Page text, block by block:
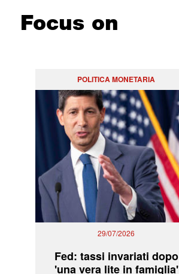
Focus on
POLITICA MONETARIA
29/07/2026
Fed: tassi invariati dopo
'una vera lite in famiglia'